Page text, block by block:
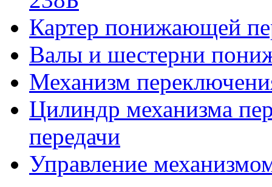
Картер понижающей
Валы и шестерни
Механизм
Цилиндр механизма
передачи
Управление